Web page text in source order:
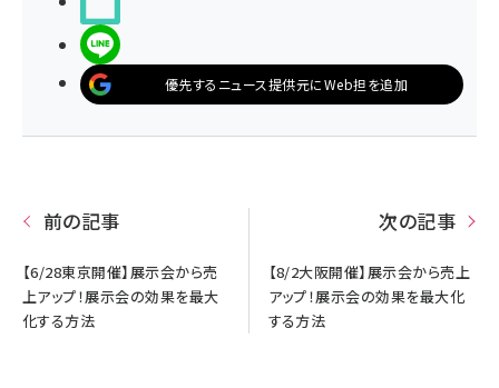
優先するニュース提供元にWeb担を追加
前の記事
【6/28東京開催】展示会から売
上アップ！展示会の効果を最大
化する方法
次の記事
【8/2大阪開催】展示会から売上
アップ！展示会の効果を最大化
する方法